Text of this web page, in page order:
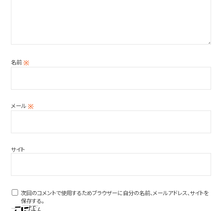
名前※
メール※
サイト
次回のコメントで使用するためブラウザーに自分の名前、メールアドレス、サイトを
保存する。